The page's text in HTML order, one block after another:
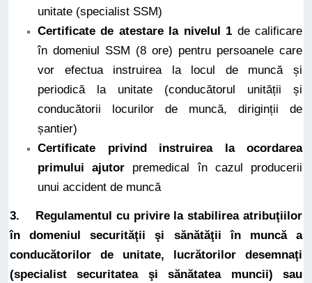
unitate (specialist SSM)
Certificate de atestare la nivelul 1 de calificare
în domeniul SSM (8 ore) pentru persoanele care
vor efectua instruirea la locul de muncă și
periodică la unitate (conducătorul unității și
conducătorii locurilor de muncă, diriginții de
șantier)
Certificate privind instruirea la ocordarea
primului ajutor premedical în cazul producerii
unui accident de muncă
3. Regulamentul cu privire la stabilirea atribuţiilor
în domeniul securităţii şi sănătăţii în muncă a
conducătorilor de unitate, lucrătorilor desemnaţi
(specialist securitatea şi sănătatea muncii) sau